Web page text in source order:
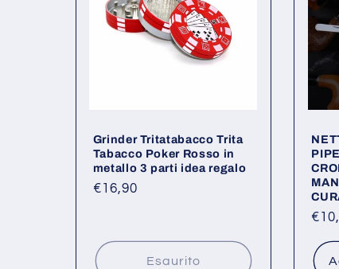
Grinder Tritatabacco Trita
Tabacco Poker Rosso in
metallo 3 parti idea regalo
Prezzo
€16,90
Esaurito